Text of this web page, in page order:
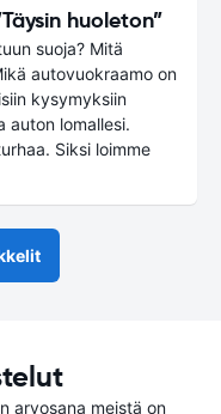
huoleton”
suoja? Mitä
autovuokraamo on
kysymyksiin
lomallesi.
Siksi loimme
arvosana meistä on